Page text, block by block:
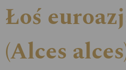
Łoś
(Alces